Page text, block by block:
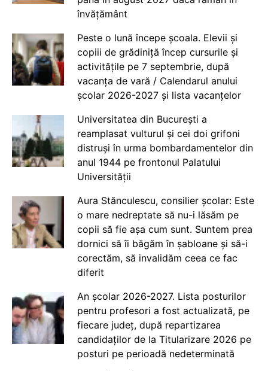
învățământ
Peste o lună începe școala. Elevii și
copiii de grădiniță încep cursurile și
activitățile pe 7 septembrie, după
vacanța de vară / Calendarul anului
școlar 2026-2027 și lista vacanțelor
Universitatea din București a
reamplasat vulturul și cei doi grifoni
distruși în urma bombardamentelor din
anul 1944 pe frontonul Palatului
Universității
Aura Stănculescu, consilier școlar: Este
o mare nedreptate să nu-i lăsăm pe
copii să fie așa cum sunt. Suntem prea
dornici să îi băgăm în șabloane și să-i
corectăm, să invalidăm ceea ce fac
diferit
An școlar 2026-2027. Lista posturilor
pentru profesori a fost actualizată, pe
fiecare județ, după repartizarea
candidaților de la Titularizare 2026 pe
posturi pe perioadă nedeterminată